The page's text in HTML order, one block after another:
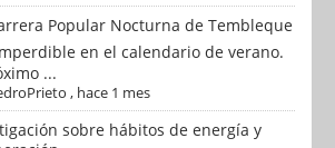
Popular Nocturna de Tembleque
en el calendario de verano.
...
, hace 1 mes
sobre hábitos de energía y